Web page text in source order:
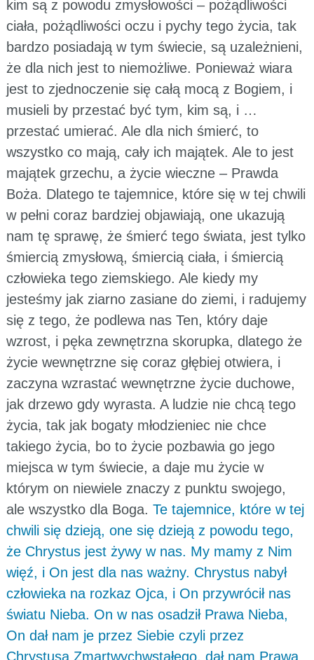
kim są z powodu zmysłowości – pożądliwości
ciała, pożądliwości oczu i pychy tego życia, tak
bardzo posiadają w tym świecie, są uzależnieni,
że dla nich jest to niemożliwe. Ponieważ wiara
jest to zjednoczenie się całą mocą z Bogiem, i
musieli by przestać być tym, kim są, i …
przestać umierać. Ale dla nich śmierć, to
wszystko co mają, cały ich majątek. Ale to jest
majątek grzechu, a życie wieczne – Prawda
Boża. Dlatego te tajemnice, które się w tej chwili
w pełni coraz bardziej objawiają, one ukazują
nam tę sprawę, że śmierć tego świata, jest tylko
śmiercią zmysłową, śmiercią ciała, i śmiercią
człowieka tego ziemskiego. Ale kiedy my
jesteśmy jak ziarno zasiane do ziemi, i radujemy
się z tego, że podlewa nas Ten, który daje
wzrost, i pęka zewnętrzna skorupka, dlatego że
życie wewnętrzne się coraz głębiej otwiera, i
zaczyna wzrastać wewnętrzne życie duchowe,
jak drzewo gdy wyrasta. A ludzie nie chcą tego
życia, tak jak bogaty młodzieniec nie chce
takiego życia, bo to życie pozbawia go jego
miejsca w tym świecie, a daje mu życie w
którym on niewiele znaczy z punktu swojego,
ale wszystko dla Boga. Te tajemnice, które w tej
chwili się dzieją, one się dzieją z powodu tego,
że Chrystus jest żywy w nas. My mamy z Nim
więź, i On jest dla nas ważny. Chrystus nabył
człowieka na rozkaz Ojca, i On przywrócił nas
światu Nieba. On w nas osadził Prawa Nieba,
On dał nam je przez Siebie czyli przez
Chrystusa Zmartwychwstałego, dał nam Prawa